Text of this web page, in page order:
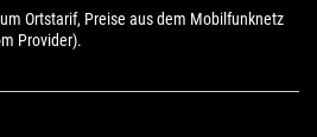
Ortstarif, Preise aus dem Mobilfunknetz
Provider).